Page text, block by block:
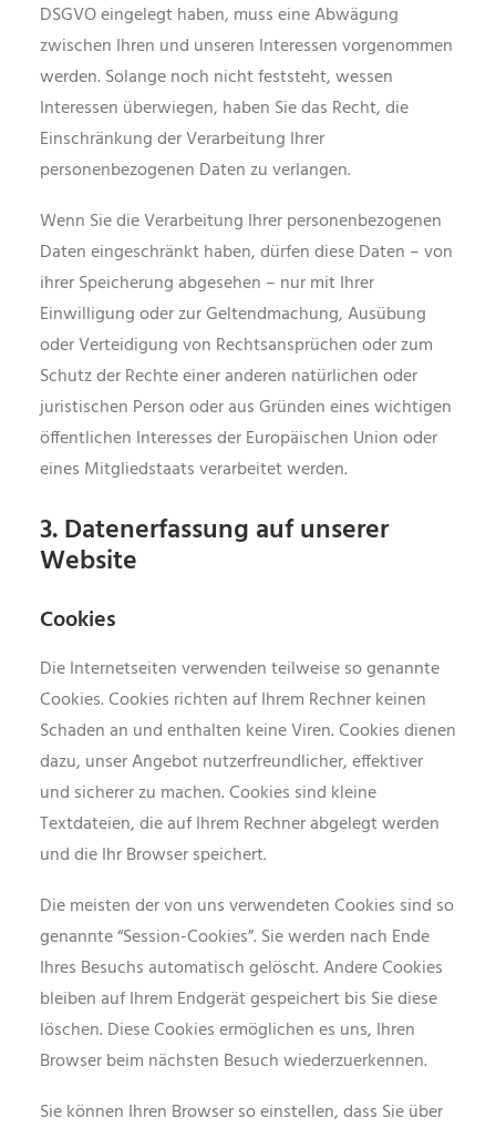
DSGVO eingelegt haben, muss eine Abwägung
zwischen Ihren und unseren Interessen vorgenommen
werden. Solange noch nicht feststeht, wessen
Interessen überwiegen, haben Sie das Recht, die
Einschränkung der Verarbeitung Ihrer
personenbezogenen Daten zu verlangen.
Wenn Sie die Verarbeitung Ihrer personenbezogenen
Daten eingeschränkt haben, dürfen diese Daten – von
ihrer Speicherung abgesehen – nur mit Ihrer
Einwilligung oder zur Geltendmachung, Ausübung
oder Verteidigung von Rechtsansprüchen oder zum
Schutz der Rechte einer anderen natürlichen oder
juristischen Person oder aus Gründen eines wichtigen
öffentlichen Interesses der Europäischen Union oder
eines Mitgliedstaats verarbeitet werden.
3. Datenerfassung auf unserer
Website
Cookies
Die Internetseiten verwenden teilweise so genannte
Cookies. Cookies richten auf Ihrem Rechner keinen
Schaden an und enthalten keine Viren. Cookies dienen
dazu, unser Angebot nutzerfreundlicher, effektiver
und sicherer zu machen. Cookies sind kleine
Textdateien, die auf Ihrem Rechner abgelegt werden
und die Ihr Browser speichert.
Die meisten der von uns verwendeten Cookies sind so
genannte “Session-Cookies”. Sie werden nach Ende
Ihres Besuchs automatisch gelöscht. Andere Cookies
bleiben auf Ihrem Endgerät gespeichert bis Sie diese
löschen. Diese Cookies ermöglichen es uns, Ihren
Browser beim nächsten Besuch wiederzuerkennen.
Sie können Ihren Browser so einstellen, dass Sie über